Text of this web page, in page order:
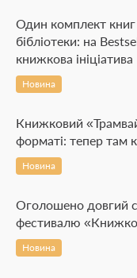
Один комплект
бібліотеки: на
книжкова ініціатива
Новина
Книжковий
форматі: тепер там
Новина
Оголошено довгий
фестивалю
Новина